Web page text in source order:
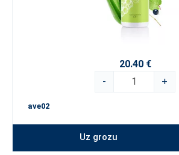
20.40 €
-
+
ave02
Uz grozu